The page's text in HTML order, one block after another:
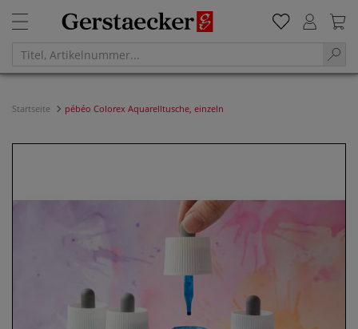
Startseite pébéo Colorex Aquarelltusche, einzeln